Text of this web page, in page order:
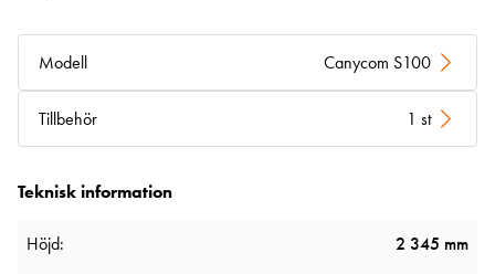
Modell Canycom S100
Tillbehör 1 st
Teknisk information
Höjd: 2 345 mm